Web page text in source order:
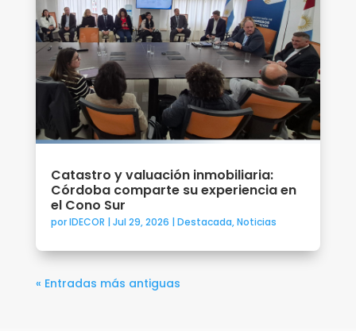
Catastro y valuación inmobiliaria:
Córdoba comparte su experiencia en
el Cono Sur
porIDECOR | Jul 29, 2026 | Destacada,Noticias
« Entradas más antiguas